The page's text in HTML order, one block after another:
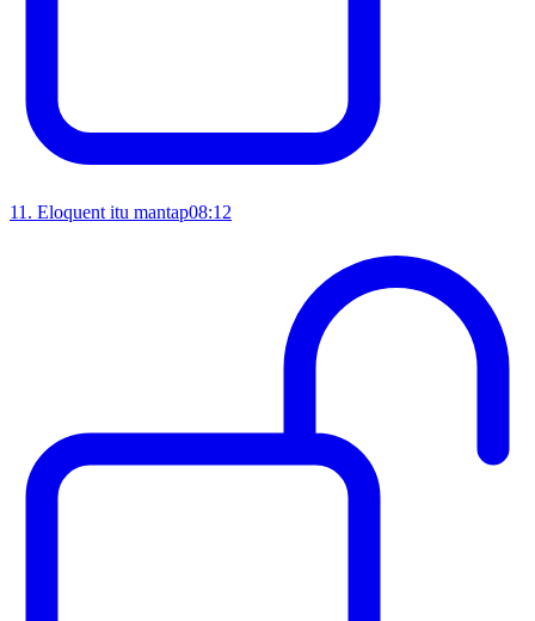
11 . Eloquent itu mantap08:12